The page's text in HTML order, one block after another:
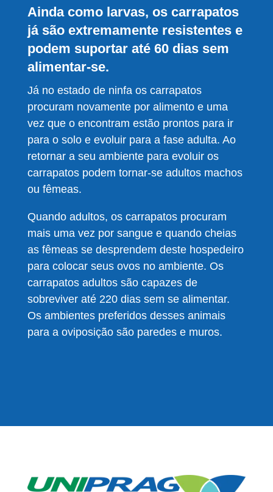
Ainda como larvas, os carrapatos
já são extremamente resistentes e
podem suportar até 60 dias sem
alimentar-se.
Já no estado de ninfa os carrapatos
procuram novamente por alimento e uma
vez que o encontram estão prontos para ir
para o solo e evoluir para a fase adulta. Ao
retornar a seu ambiente para evoluir os
carrapatos podem tornar-se adultos machos
ou fêmeas.
Quando adultos, os carrapatos procuram
mais uma vez por sangue e quando cheias
as fêmeas se desprendem deste hospedeiro
para colocar seus ovos no ambiente. Os
carrapatos adultos são capazes de
sobreviver até 220 dias sem se alimentar.
Os ambientes preferidos desses animais
para a oviposição são paredes e muros.